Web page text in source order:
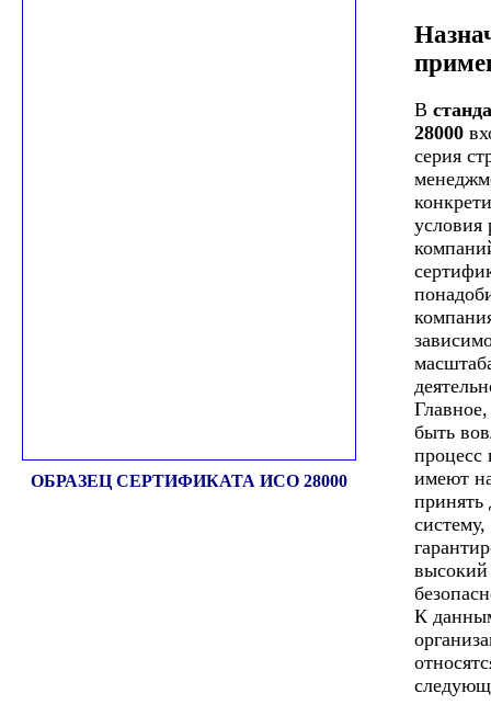
ОБРАЗЕЦ СЕРТИФИКАТА ИСО 28000
В
28000
серия
условия
быть
процесс
имеют
высокий
К